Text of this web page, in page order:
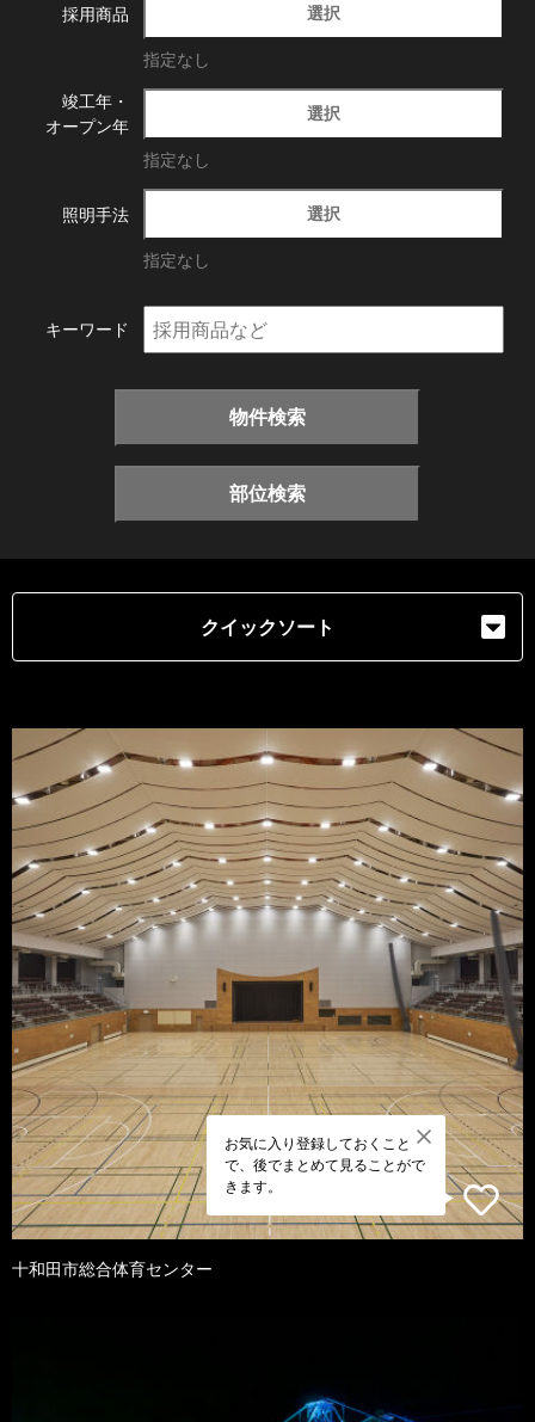
採用商品 選択
指定なし
竣工年・
オープン年
選択
指定なし
照明手法 選択
指定なし
キーワード
物件検索
部位検索
クイックソート
お気に入り登録しておくこと
で、後でまとめて見ることがで
きます。
十和田市総合体育センター